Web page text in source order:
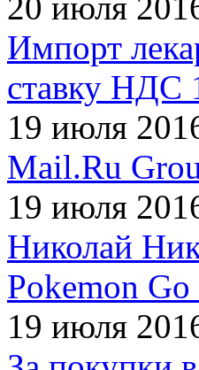
Импорт
ставку НДС
19 июля
Mail.Ru
19 июля
Николай
Pokemon
19 июля